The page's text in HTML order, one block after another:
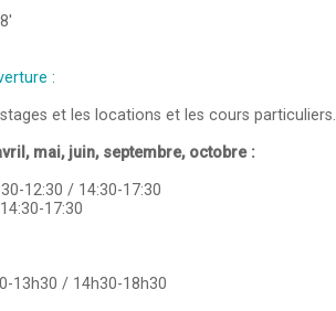
:
et les locations et les cours particuliers.
mai, juin, septembre, octobre :
12:30 / 14:30-17:30
17:30
13h30 / 14h30-18h30